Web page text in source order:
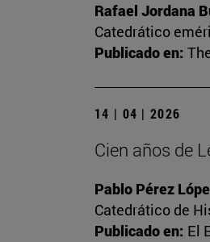
Rafael Jordana
Catedrático
Publicado en:
14 | 04 | 2026
Cien años de
Pablo Pérez
Catedrático de
Publicado en: El